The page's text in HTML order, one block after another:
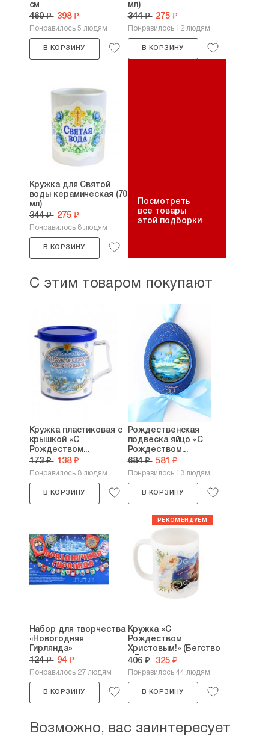
см
460 ₽ 398 ₽
Понравилось 5 людям
В КОРЗИНУ
мл)
344 ₽ 275 ₽
Понравилось 12 людям
В КОРЗИНУ
Кружка для Святой
воды керамическая (70
мл)
344 ₽ 275 ₽
Понравилось 8 людям
В КОРЗИНУ
Посмотреть
все товары
этой подборки
С этим товаром покупают
Кружка пластиковая с
крышкой «С
Рождеством...
173 ₽ 138 ₽
Понравилось 8 людям
В КОРЗИНУ
Рождественская
подвеска яйцо «С
Рождеством...
684 ₽ 581 ₽
Понравилось 13 людям
В КОРЗИНУ
Набор для творчества
«Новогодняя
Гирлянда»
124 ₽ 94 ₽
Понравилось 27 людям
В КОРЗИНУ
Кружка «С
Рождеством
Христовым!» (Бегство
в Египет,...
406 ₽ 325 ₽
Понравилось 44 людям
В КОРЗИНУ
Возможно, вас заинтересует